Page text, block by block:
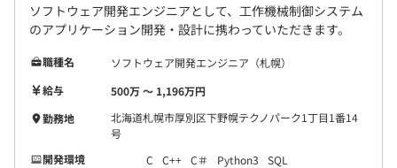
ソフトウェア開発エンジニアとして、工作機械制御システム
のアプリケーション開発・設計に携わっていただきます。
職種名
ソフトウェア開発エンジニア（札幌）
給与
500万 〜 1,196万円
勤務地
北海道札幌市厚別区下野幌テクノパーク1丁目1番14
号
開発環境
C C++ C＃ Python3
SQL